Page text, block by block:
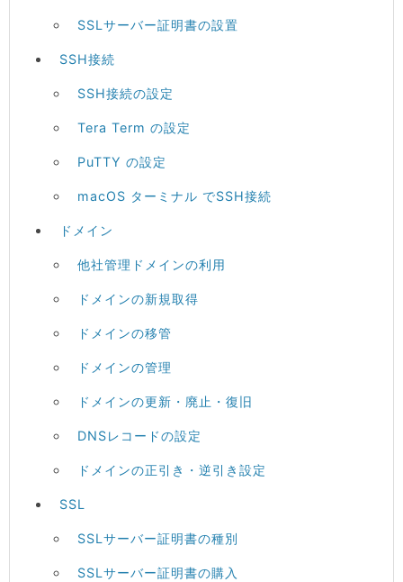
SSLサーバー証明書の設置
SSH接続
SSH接続の設定
Tera Term の設定
PuTTY の設定
macOS ターミナル でSSH接続
ドメイン
他社管理ドメインの利用
ドメインの新規取得
ドメインの移管
ドメインの管理
ドメインの更新・廃止・復旧
DNSレコードの設定
ドメインの正引き・逆引き設定
SSL
SSLサーバー証明書の種別
SSLサーバー証明書の購入